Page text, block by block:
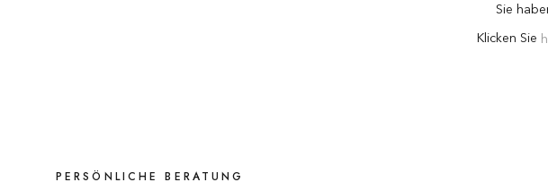
Sie
Klicken Sie
PERSÖNLICHE BERATUNG